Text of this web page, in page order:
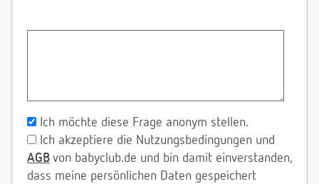
Ich möchte diese Frage anonym stellen.
Ich akzeptiere die Nutzungsbedingungen und
AGB von babyclub.de und bin damit einverstanden,
dass meine persönlichen Daten gespeichert